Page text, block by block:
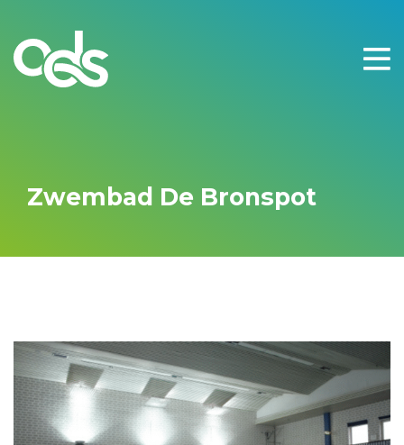
Zwembad De Bronspot